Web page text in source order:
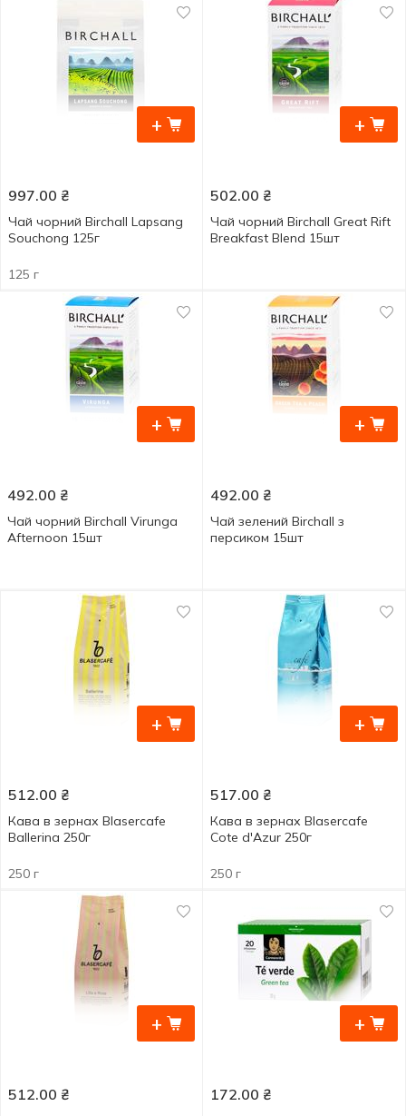
+
997.00 ₴
Чай чорний Birchall Lapsang
Souchong 125г
125 г
+
502.00 ₴
Чай чорний Birchall Great Rift
Breakfast Blend 15шт
+
492.00 ₴
Чай чорний Birchall Virunga
Afternoon 15шт
+
492.00 ₴
Чай зелений Birchall з
персиком 15шт
+
512.00 ₴
Кава в зернах Blasercafe
Ballerina 250г
250 г
+
517.00 ₴
Кава в зернах Blasercafe
Cote d'Azur 250г
250 г
+
512.00 ₴
+
172.00 ₴